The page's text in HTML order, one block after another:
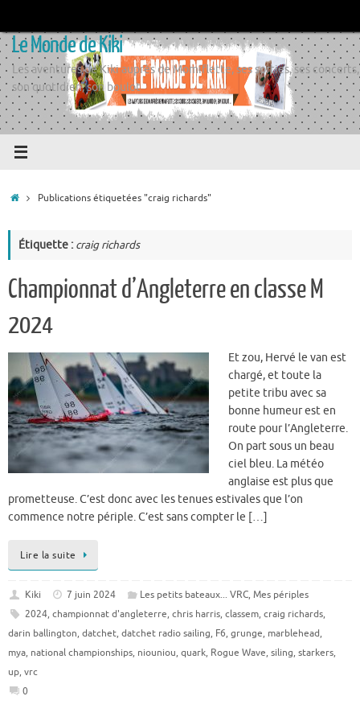
contenu
Le Monde de Kiki
Les aventures de Kiki auprès de Momiflette, ses sorties, ses concerts,
son quotidien, son boulot
AccueilPublications étiquetées "craig richards"
Étiquette : craig richards
Championnat d’Angleterre en classe M
2024
Et zou, Hervé le van est
chargé, et toute la
petite tribu avec sa
bonne humeur est en
route pour l’Angleterre.
On part sous un beau
ciel bleu. La météo
anglaise est plus que
prometteuse. C’est donc avec les tenues estivales que l’on
commence notre périple. C’est sans compter le […]
Lire la suite
Kiki 7 juin 2024 Les petits bateaux... VRC, Mes périples
2024, championnat d'angleterre, chris harris, classem, craig richards,
darin ballington, datchet, datchet radio sailing, F6, grunge, marblehead,
mya, national championships, niouniou, quark, Rogue Wave, siling, starkers,
up, vrc
0